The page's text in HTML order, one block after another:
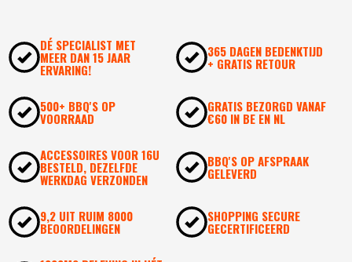
DÉ SPECIALIST MET
MEER DAN 15 JAAR
ERVARING!
365 DAGEN BEDENKTIJD
+ GRATIS RETOUR
500+ BBQ'S OP
VOORRAAD
GRATIS BEZORGD VANAF
€60 IN BE EN NL
ACCESSOIRES VOOR 16U
BESTELD, DEZELFDE
WERKDAG VERZONDEN
BBQ'S OP AFSPRAAK
GELEVERD
9,2 UIT RUIM 8000
BEOORDELINGEN
SHOPPING SECURE
GECERTIFICEERD